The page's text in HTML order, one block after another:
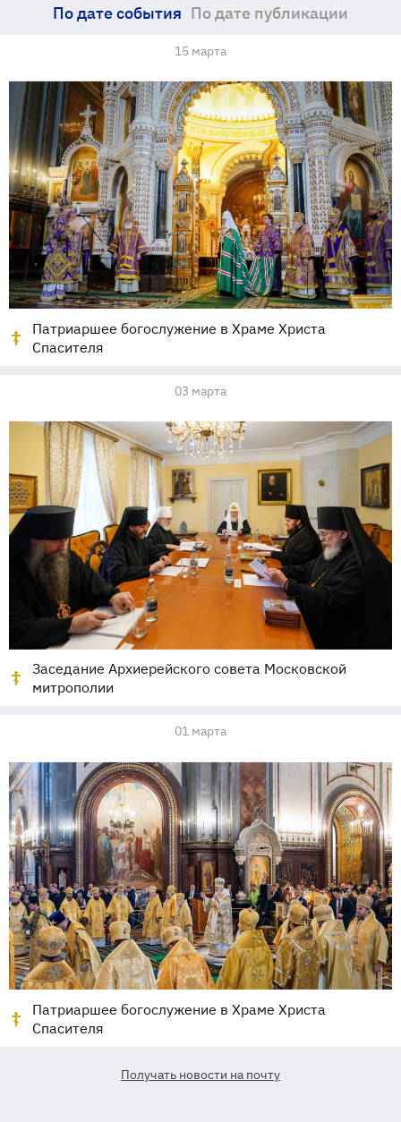
По дате события По дате публикации
15 марта
Патриаршее богослужение в Храме Христа
Спасителя
03 марта
Заседание Архиерейского совета Московской
митрополии
01 марта
Патриаршее богослужение в Храме Христа
Спасителя
Получать новости на почту